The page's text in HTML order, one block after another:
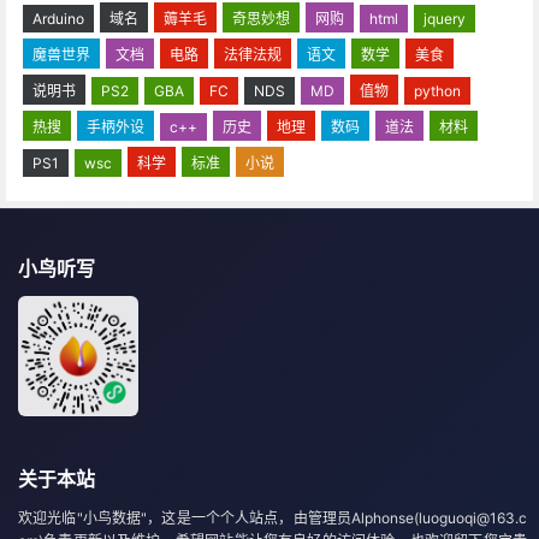
Arduino 域名 薅羊毛 奇思妙想 网购 html
jquery
魔兽世界
文档 电路 法律法规 语文 数学
美食
说明书
PS2 GBA FC NDS MD 值物
python
热搜
手柄外设 c++ 历史 地理 数码 道法
材料
PS1
wsc 科学 标准 小说
小鸟听写
关于本站
欢迎光临"小鸟数据"，这是一个个人站点，由管理员Alphonse(luoguoqi@163.c